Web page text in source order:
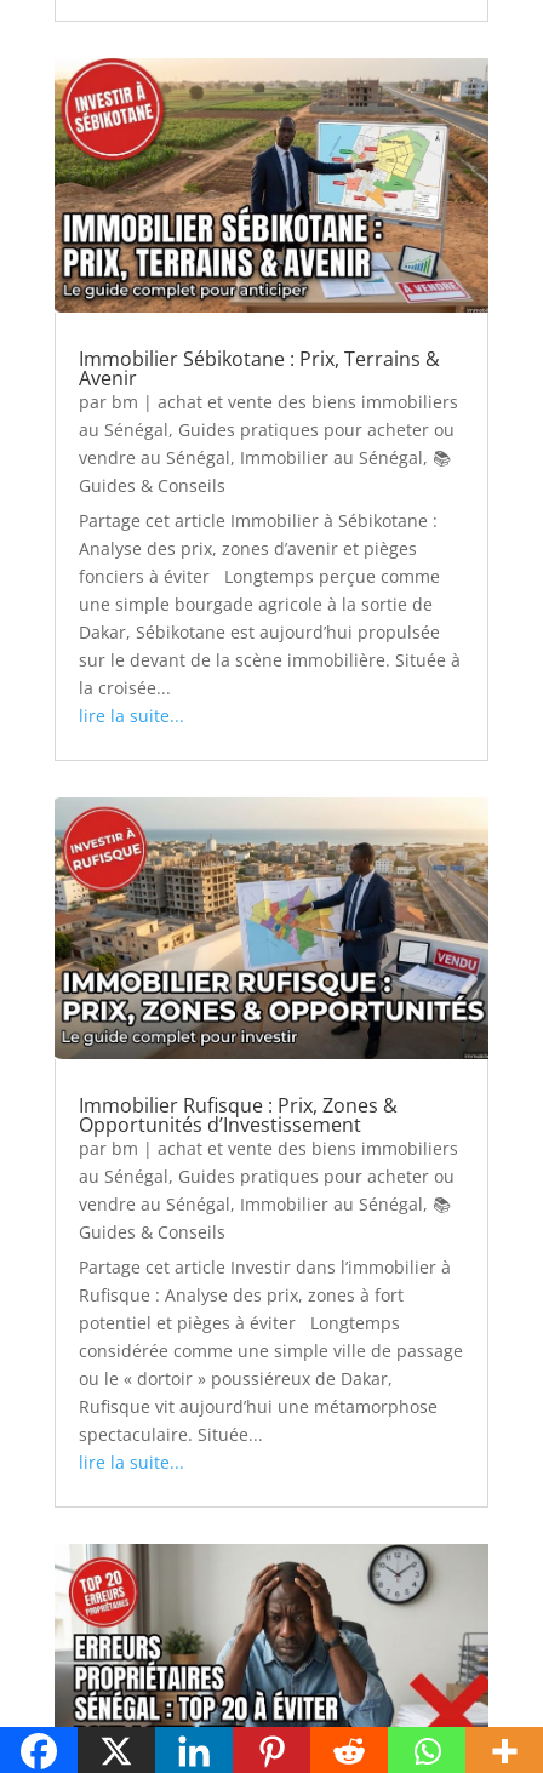
Immobilier Sébikotane : Prix, Terrains &
Avenir
par bm | achat et vente des biens immobiliers
au Sénégal, Guides pratiques pour acheter ou
vendre au Sénégal, Immobilier au Sénégal, 📚
Guides & Conseils
Partage cet article Immobilier à Sébikotane :
Analyse des prix, zones d’avenir et pièges
fonciers à éviter Longtemps perçue comme
une simple bourgade agricole à la sortie de
Dakar, Sébikotane est aujourd’hui propulsée
sur le devant de la scène immobilière. Située à
la croisée...
lire la suite...
Immobilier Rufisque : Prix, Zones &
Opportunités d’Investissement
par bm | achat et vente des biens immobiliers
au Sénégal, Guides pratiques pour acheter ou
vendre au Sénégal, Immobilier au Sénégal, 📚
Guides & Conseils
Partage cet article Investir dans l’immobilier à
Rufisque : Analyse des prix, zones à fort
potentiel et pièges à éviter Longtemps
considérée comme une simple ville de passage
ou le « dortoir » poussiéreux de Dakar,
Rufisque vit aujourd’hui une métamorphose
spectaculaire. Située...
lire la suite...